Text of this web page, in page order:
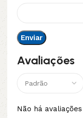
Avaliações
Não há